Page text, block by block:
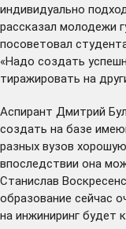
индивидуально
рассказал молодежи
посоветовал
«Надо создать
тиражировать на
Аспирант Дмитрий
создать на базе
разных вузов
впоследствии она
Станислав
образование сейчас
на инжиниринг будет